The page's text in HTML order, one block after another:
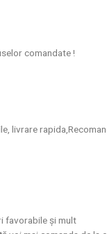
comandate !
livrare
favorabile și mult